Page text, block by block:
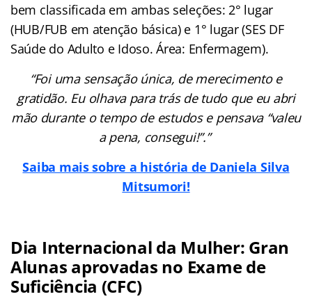
bem classificada em ambas seleções: 2° lugar
(HUB/FUB em atenção básica) e 1° lugar (SES DF
Saúde do Adulto e Idoso. Área: Enfermagem).
“Foi uma sensação única, de merecimento e
gratidão. Eu olhava para trás de tudo que eu abri
mão durante o tempo de estudos e pensava “valeu
a pena, consegui!”.”
Saiba mais sobre a história de Daniela Silva
Mitsumori!
Dia Internacional da Mulher: Gran
Alunas aprovadas no Exame de
Suficiência (CFC)